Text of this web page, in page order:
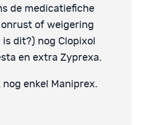
de medicatiefiche
onrust of weigering
dit?) nog Clopixol
en extra Zyprexa.
nog enkel Maniprex.